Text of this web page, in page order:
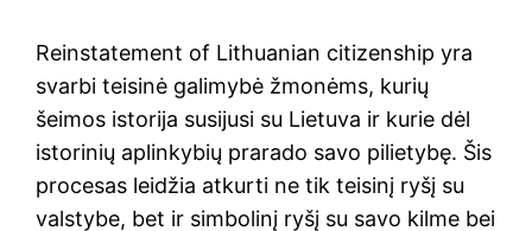
Reinstatement of Lithuanian citizenship yra
svarbi teisinė galimybė žmonėms, kurių
šeimos istorija susijusi su Lietuva ir kurie dėl
istorinių aplinkybių prarado savo pilietybę. Šis
procesas leidžia atkurti ne tik teisinį ryšį su
valstybe, bet ir simbolinį ryšį su savo kilme bei